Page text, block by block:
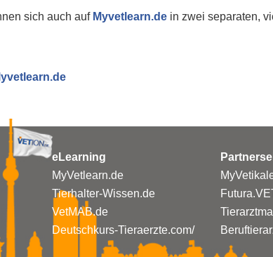
sich auch auf Myvetlearn.de in zwei separaten,
eLearning
MyVetlearn.de
Tierhalter-Wissen.de
VetMAB.de
Deutschkurs-Tieraerzte.com/